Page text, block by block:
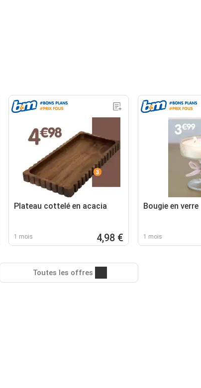
Plateau cottelé en acacia
1 mois 4,98 €
Bougie en verre
1 mois
Toutes les offres